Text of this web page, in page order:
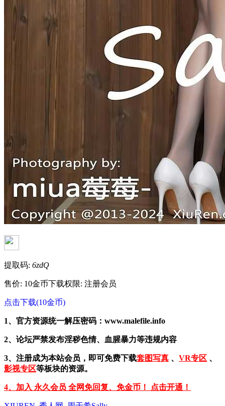
提取码: 6zdQ
售价: 10金币下载权限: 注册会员
点击下载(10金币)
1、官方资源统一解压密码：www.malefile.info
2、论坛严禁发布淫秽色情、血腥暴力等违规内容
3、注册成为本站会员，即可免费下载套图写真 、 VR专区 、
影视专区等板块的资源。
4、加入 永久会员 全网免回复、免金币！ 点击开通！